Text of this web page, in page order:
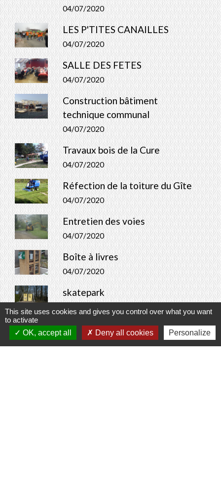
04/07/2020
LES P'TITES CANAILLES
04/07/2020
SALLE DES FETES
04/07/2020
Construction bâtiment
technique communal
04/07/2020
Travaux bois de la Cure
04/07/2020
Réfection de la toiture du Gîte
04/07/2020
Entretien des voies
04/07/2020
Boîte à livres
04/07/2020
skatepark
25/06/2020
Run in Prunay - Trail des
sangliers des chesnaies
This site uses cookies and gives you control over what you want
to activate
OK, accept all
Deny all cookies Personalize